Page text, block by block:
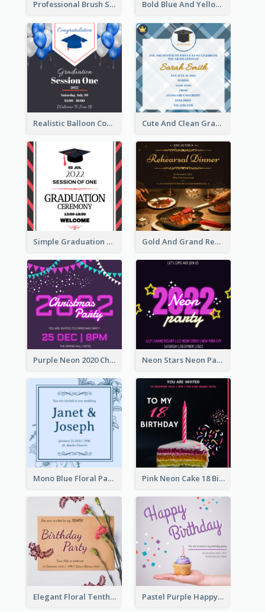
Professional Brush Script Graduation Invitation Design Bold Blue And Yellow Educational Ceremony Invitation Design Ideas
Realistic Balloon Cool Graduation Ceremony Design Cute And Clean Graduation Ceremony Invitation Design Ideas
Simple Graduation Ceremony Invitation Design Template Gold And Grand Rehearsal Dinner For Wedding Invitation
Purple Neon 2020 Christmas Party Invitation Neon Stars Neon Party 2020 Invitation
Mono Blue Floral Pattern Wedding Invitation Pink Neon Cake 18 Birthday Invitation
Elegant Floral Tenth Birthday Party Invitation Pastel Purple Happy Birthday Party Invitation